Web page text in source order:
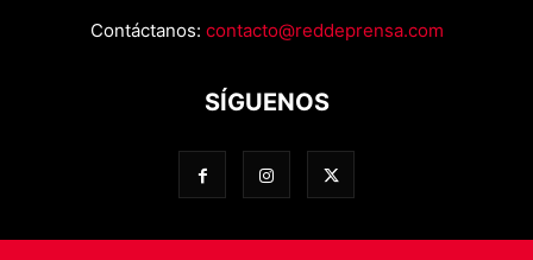
Contáctanos: contacto@reddeprensa.com
SÍGUENOS